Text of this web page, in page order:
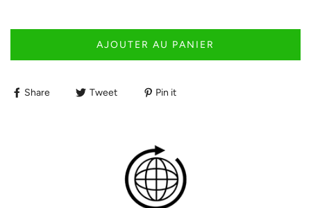
AJOUTER AU PANIER
Share Tweet Pin it